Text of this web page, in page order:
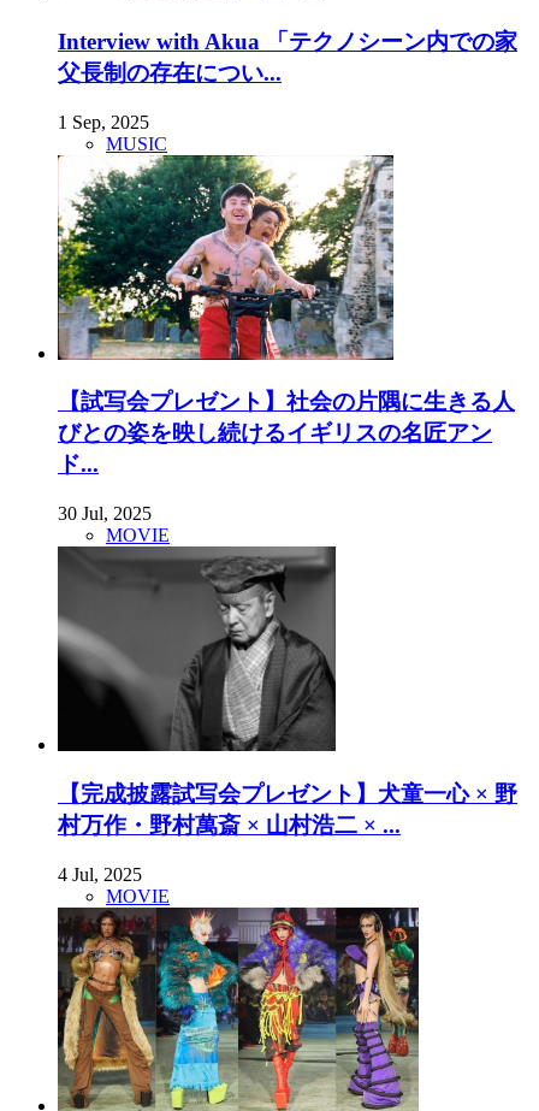
Interview with Akua 「テクノシーン内での家
父長制の存在につい...
1 Sep, 2025
MUSIC
【試写会プレゼント】社会の片隅に生きる人
びとの姿を映し続けるイギリスの名匠アン
ド...
30 Jul, 2025
MOVIE
【完成披露試写会プレゼント】犬童一心 × 野
村万作・野村萬斎 × 山村浩二 × ...
4 Jul, 2025
MOVIE